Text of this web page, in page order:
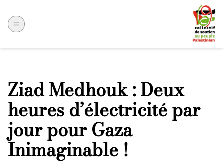
Ziad Medhouk : Deux
heures d’électricité par
jour pour Gaza
Inimaginable !